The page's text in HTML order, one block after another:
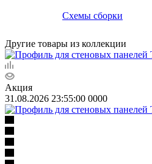
Схемы сборки
Другие товары из коллекции
Акция
31.08.2026 23:55:00 0000